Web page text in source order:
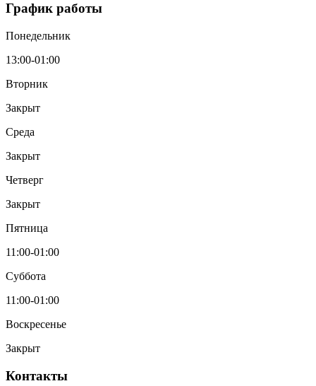
График работы
Понедельник
13:00-01:00
Вторник
Закрыт
Среда
Закрыт
Четверг
Закрыт
Пятница
11:00-01:00
Суббота
11:00-01:00
Воскресенье
Закрыт
Контакты